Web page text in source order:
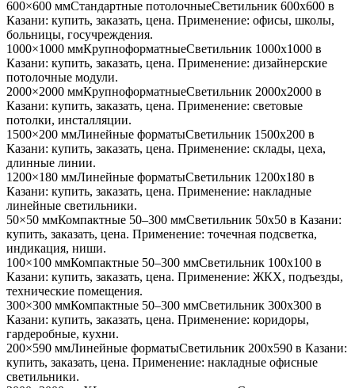
600×600 ммСтандартные потолочныеСветильник 600x600 в
Казани: купить, заказать, цена. Применение: офисы, школы,
больницы, госучреждения.
1000×1000 ммКрупноформатныеСветильник 1000x1000 в
Казани: купить, заказать, цена. Применение: дизайнерские
потолочные модули.
2000×2000 ммКрупноформатныеСветильник 2000x2000 в
Казани: купить, заказать, цена. Применение: световые
потолки, инсталляции.
1500×200 ммЛинейные форматыСветильник 1500x200 в
Казани: купить, заказать, цена. Применение: склады, цеха,
длинные линии.
1200×180 ммЛинейные форматыСветильник 1200x180 в
Казани: купить, заказать, цена. Применение: накладные
линейные светильники.
50×50 ммКомпактные 50–300 ммСветильник 50x50 в Казани:
купить, заказать, цена. Применение: точечная подсветка,
индикация, ниши.
100×100 ммКомпактные 50–300 ммСветильник 100x100 в
Казани: купить, заказать, цена. Применение: ЖКХ, подъезды,
технические помещения.
300×300 ммКомпактные 50–300 ммСветильник 300x300 в
Казани: купить, заказать, цена. Применение: коридоры,
гардеробные, кухни.
200×590 ммЛинейные форматыСветильник 200x590 в Казани:
купить, заказать, цена. Применение: накладные офисные
светильники.